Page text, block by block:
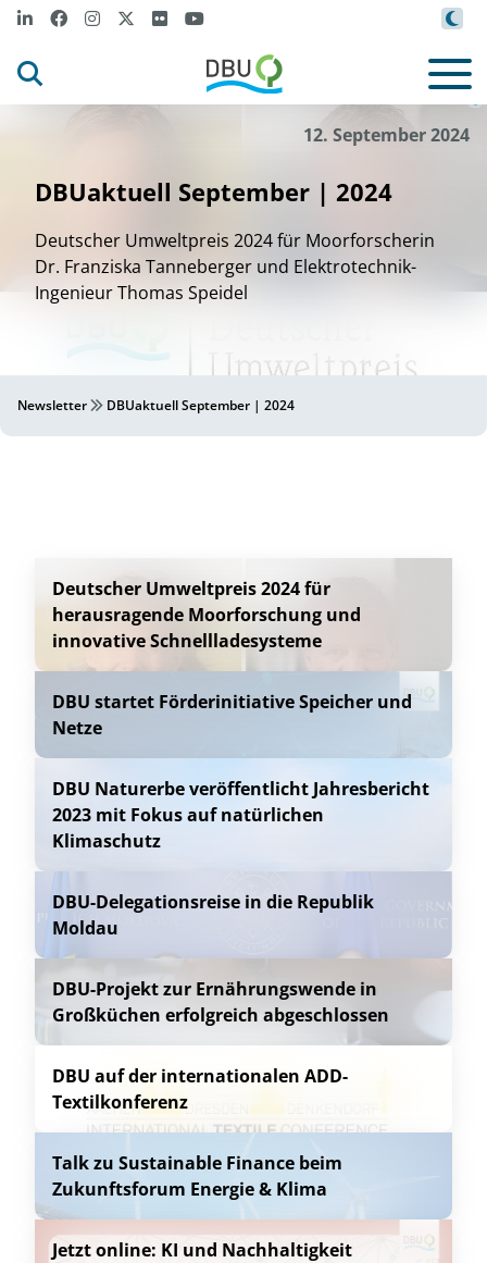
DBU
/ An
s g
a r Puden
12. September 2024
DBUaktuell September | 2024
Deutscher Umweltpreis 2024 für Moorforscherin
Dr. Franziska Tanneberger und Elektrotechnik-
Ingenieur Thomas Speidel
Newsletter DBUaktuell September | 2024
Deutscher Umweltpreis 2024 für
herausragende Moorforschung und
innovative Schnellladesysteme
DBU startet Förderinitiative Speicher und
Netze
DBU Naturerbe veröffentlicht Jahresbericht
2023 mit Fokus auf natürlichen
Klimaschutz
DBU-Delegationsreise in die Republik
Moldau
DBU-Projekt zur Ernährungswende in
Großküchen erfolgreich abgeschlossen
DBU auf der internationalen ADD-
Textilkonferenz
Talk zu Sustainable Finance beim
Zukunftsforum Energie & Klima
Jetzt online: KI und Nachhaltigkeit